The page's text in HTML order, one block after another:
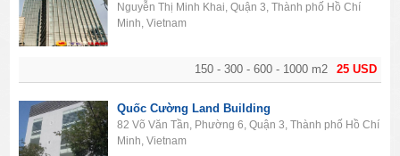
25 USD
150 - 300 - 600 - 1000 m2
Nguyễn Thị Minh Khai, Quận 3, Thành phố Hồ Chí
Minh, Vietnam
Quốc Cường Land Building
82 Võ Văn Tần, Phường 6, Quận 3, Thành phố Hồ Chí
Minh, Vietnam